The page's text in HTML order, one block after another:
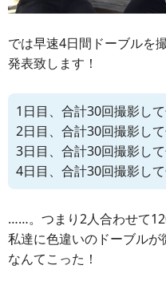
では早速4日間ドーブルを
発表致します！
1日目、合計30回撮影し
2日目、合計30回撮影し
3日目、合計30回撮影し
4日目、合計30回撮影し
……。つまり2人合わせて
私達に色違いのドーブルが
なんてこった！